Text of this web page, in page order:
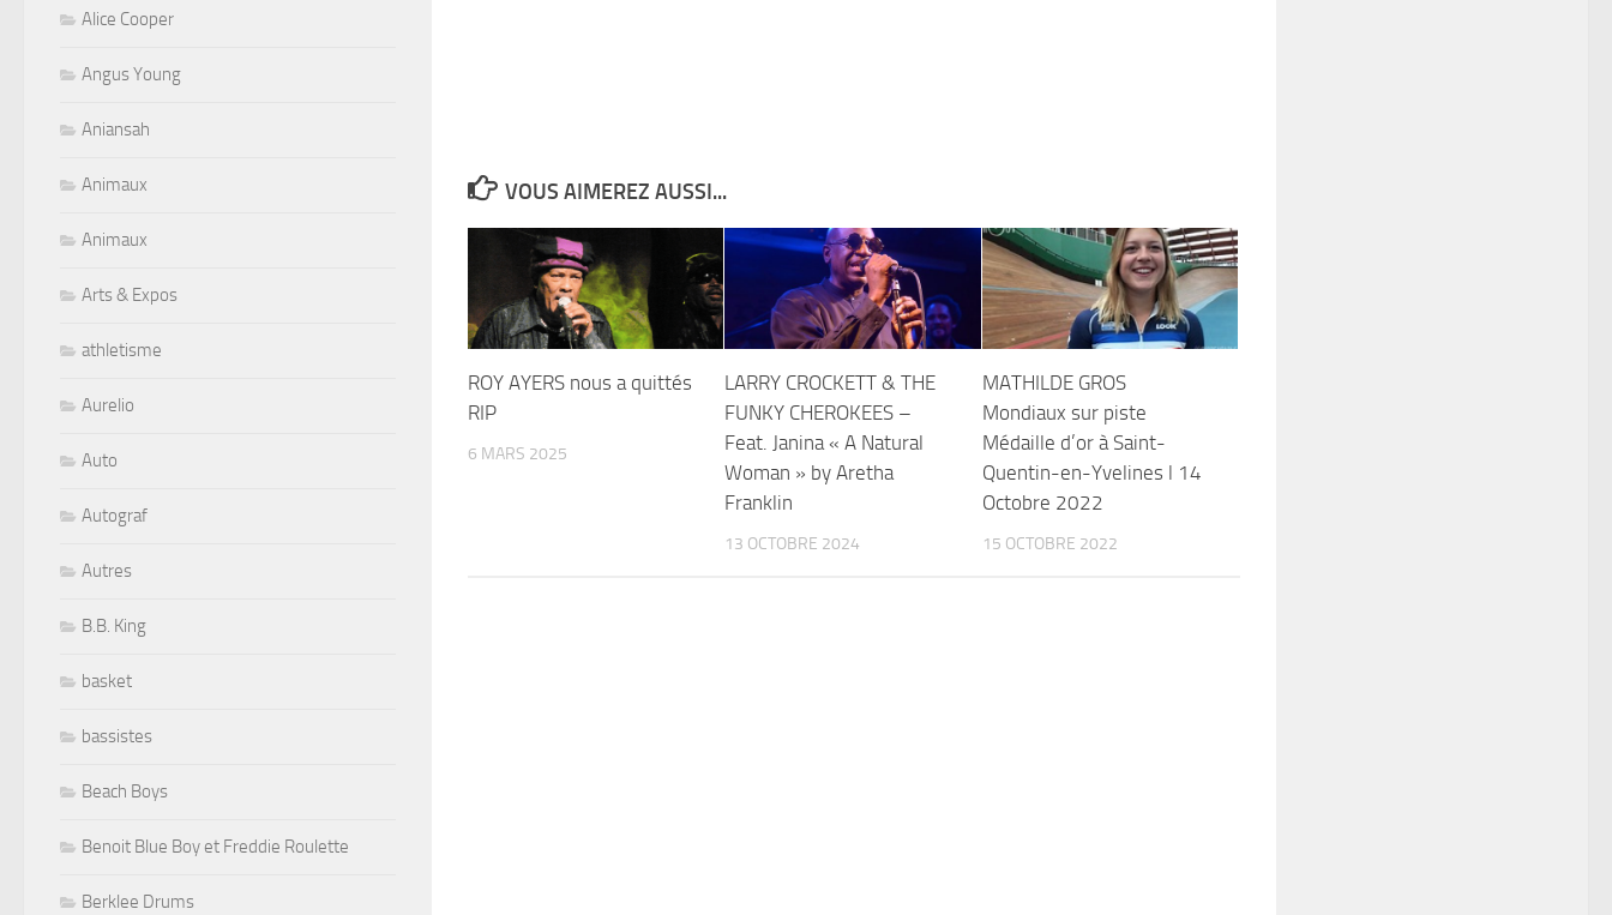
VOUS AIMEREZ AUSSI...
ROY AYERS nous a quittés
RIP
6 MARS 2025
LARRY CROCKETT & THE
FUNKY CHEROKEES –
Feat. Janina « A Natural
Woman » by Aretha
Franklin
13 OCTOBRE 2024
MATHILDE GROS
Mondiaux sur piste
Médaille d’or à Saint-
Quentin-en-Yvelines l 14
Octobre 2022
15 OCTOBRE 2022
Alice Cooper
Angus Young
Aniansah
Animaux
Animaux
Arts & Expos
athletisme
Aurelio
Auto
Autograf
Autres
B.B. King
basket
bassistes
Beach Boys
Benoit Blue Boy et Freddie Roulette
Berklee Drums